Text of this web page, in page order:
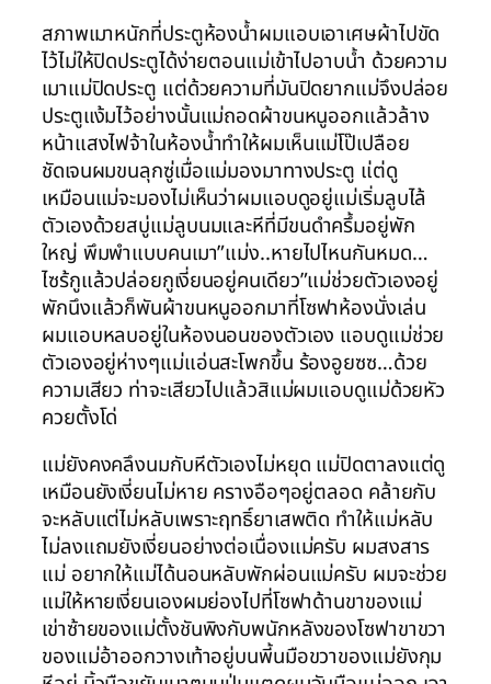
สภาพเมาหนักที่ประตูห้องน้ำผมแอบเอาเศษผ้าไปขัด
ไว้ไม่ให้ปิดประตูได้ง่ายตอนแม่เข้าไปอาบน้ำ ด้วยความ
เมาแม่ปิดประตู แต่ด้วยความที่มันปิดยากแม่จึงปล่อย
ประตูแง้มไว้อย่างนั้นแม่ถอดผ้าขนหนูออกแล้วล้าง
หน้าแสงไฟจ้าในห้องน้ำทำให้ผมเห็นแม่โป๊เปลือย
ชัดเจนผมขนลุกซู่เมื่อแม่มองมาทางประตู แ่ต่ดู
เหมือนแม่จะมองไม่เห็นว่าผมแอบดูอยู่แม่เริ่มลูบไล้
ตัวเองด้วยสบู่แม่ลูบนมและหีที่มีขนดำครึ้มอยู่พัก
ใหญ่ พึมพำแบบคนเมา”แม่ง..หายไปไหนกันหมด…
ไซร้กูแล้วปล่อยกูเงี่ยนอยู่คนเดียว”แม่ช่วยตัวเองอยู่
พักนึงแล้วก็พันผ้าขนหนูออกมาที่โซฟาห้องนั่งเล่น
ผมแอบหลบอยู่ในห้องนอนของตัวเอง แอบดูแม่ช่วย
ตัวเองอยู่ห่างๆแม่แอ่นสะโพกขึ้น ร้องอูยซซ…ด้วย
ความเสียว ท่าจะเสียวไปแล้วสิแม่ผมแอบดูแม่ด้วยหัว
ควยตั้งโด่
แม่ยังคงคลึงนมกับหีตัวเองไม่หยุด แม่ปิดตาลงแต่ดู
เหมือนยังเงี่ยนไม่หาย ครางอือๆอยู่ตลอด คล้ายกับ
จะหลับแต่ไม่หลับเพราะฤทธิ์ยาเสพติด ทำให้แม่หลับ
ไม่ลงแถมยังเงี่ยนอย่างต่อเนื่องแม่ครับ ผมสงสาร
แม่ อยากให้แม่ได้นอนหลับพักผ่อนแม่ครับ ผมจะช่วย
แม่ให้หายเงี่ยนเองผมย่องไปที่โซฟาด้านขาของแม่
เข่าซ้ายของแม่ตั้งชันพิงกับพนักหลังของโซฟาขาขวา
ของแม่อ้าออกวางเท้าอยู่บนพี้นมือขวาของแม่ยังกุม